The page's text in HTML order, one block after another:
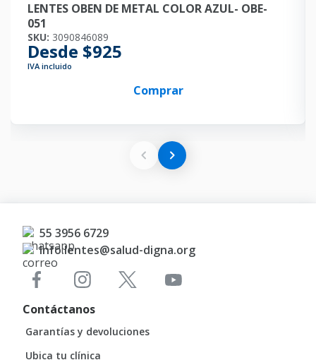
LENTES OBEN DE METAL COLOR AZUL- OBE-
051
SKU: 3090846089
Desde $925
IVA incluido
Comprar
55 3956 6729
Info.lentes@salud-digna.org
Contáctanos
Garantías y devoluciones
Ubica tu clínica